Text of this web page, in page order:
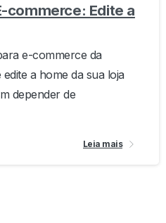
commerce: Edite a
e-commerce da
a home da sua loja
depender de
Leia mais